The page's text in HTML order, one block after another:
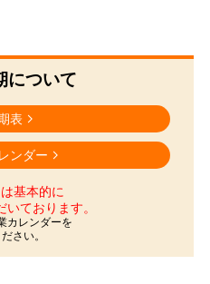
について
表
ンダー
基本的に
ております。
カレンダーを
さい。